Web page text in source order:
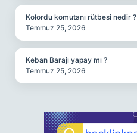
Kolordu komutanı rütbesi nedir ?
Temmuz 25, 2026
Keban Barajı yapay mı ?
Temmuz 25, 2026